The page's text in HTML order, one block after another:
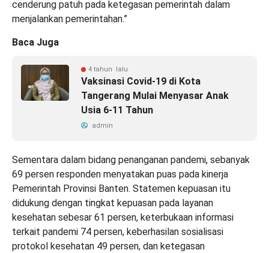
cenderung patuh pada ketegasan pemerintah dalam
menjalankan pemerintahan.”
Baca Juga
4 tahun lalu
Vaksinasi Covid-19 di Kota
Tangerang Mulai Menyasar Anak
Usia 6-11 Tahun
admin
Sementara dalam bidang penanganan pandemi, sebanyak
69 persen responden menyatakan puas pada kinerja
Pemerintah Provinsi Banten. Statemen kepuasan itu
didukung dengan tingkat kepuasan pada layanan
kesehatan sebesar 61 persen, keterbukaan informasi
terkait pandemi 74 persen, keberhasilan sosialisasi
protokol kesehatan 49 persen, dan ketegasan